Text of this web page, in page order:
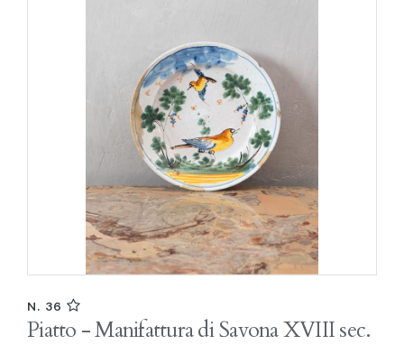
N. 36
Piatto - Manifattura di Savona XVIII sec.